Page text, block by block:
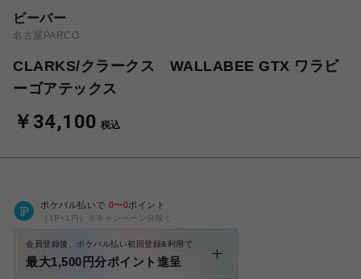
ビーバー
名古屋PARCO
CLARKS/クラークス WALLABEE GTX ワラビ
ーゴアテックス
￥34,100 税込
ポケパル払いで 0〜0ポイント
（1P=1円）※キャンペーン分除く
会員登録後、ポケパル払い初回登録&利用で
最大1,500円分ポイント進呈